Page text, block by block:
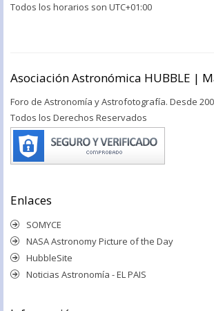
Todos los horarios son UTC+01:00
Asociación Astronómica HUBBLE |
Foro de Astronomía y Astrofotografía. Desde
Todos los Derechos Reservados
Enlaces
SOMYCE
NASA Astronomy Picture of the Day
HubbleSite
Noticias Astronomía - EL PAIS